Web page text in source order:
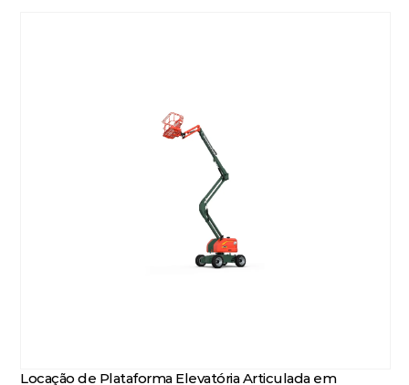
Locação de Plataforma Elevatória Articulada em